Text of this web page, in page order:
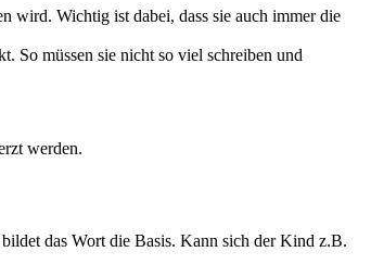
wird. Wichtig ist dabei, dass sie auch immer die
So müssen sie nicht so viel schreiben und
werden.
das Wort die Basis. Kann sich der Kind z.B.